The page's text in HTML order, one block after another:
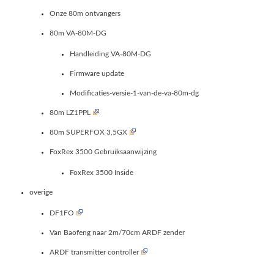
Onze 80m ontvangers
80m VA-80M-DG
Handleiding VA-80M-DG
Firmware update
Modificaties-versie-1-van-de-va-80m-dg
80m LZ1PPL
80m SUPERFOX 3,5GX
FoxRex 3500 Gebruiksaanwijzing
FoxRex 3500 Inside
overige
DF1FO
Van Baofeng naar 2m/70cm ARDF zender
ARDF transmitter controller